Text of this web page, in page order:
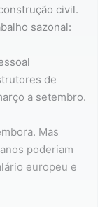
civil.
sazonal:
de
a setembro.
Mas
poderiam
europeu e